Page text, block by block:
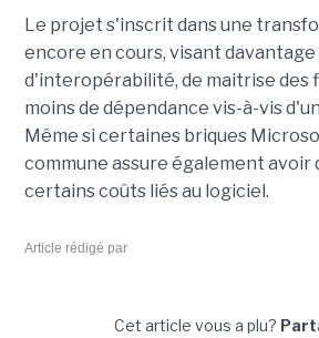
Le projet s'inscrit dans une
encore en cours, visant davantage
d'interopérabilité, de maitrise des
moins de dépendance vis-à-vis
Même si certaines briques
commune assure également avoir
certains coûts liés au logiciel.
Article rédigé par
Cet article vous a plu?